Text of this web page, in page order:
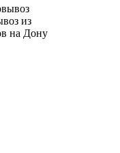
из
на Дону